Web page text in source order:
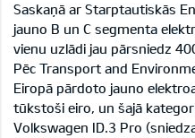
Saskaņā ar Starptautiskās
jauno B un C segmenta
vienu uzlādi jau pārsniedz
Pēc Transport and
Eiropā pārdoto jauno
tūkstoši eiro, un šajā
Volkswagen ID.3 Pro